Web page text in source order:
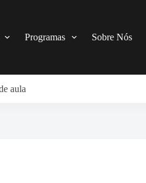
Programas Sobre Nós
aula